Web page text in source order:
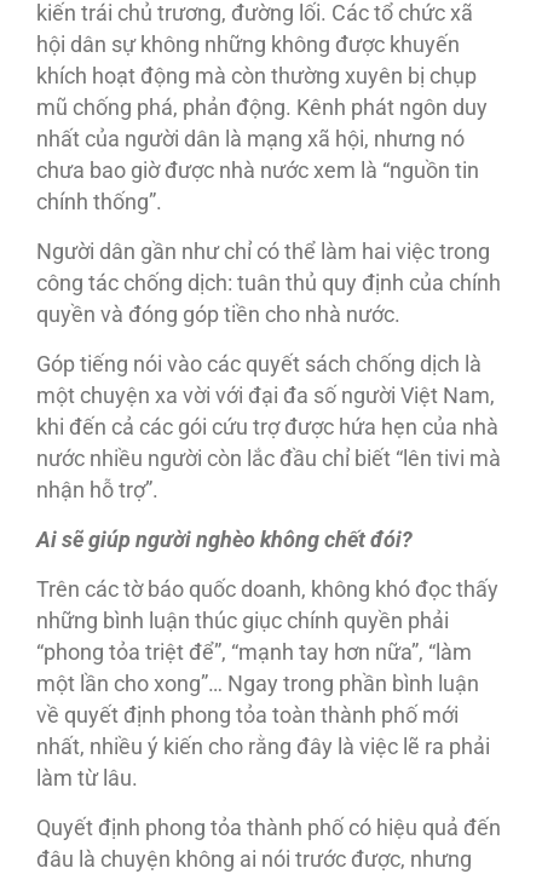
kiến trái chủ trương, đường lối. Các tổ chức xã
hội dân sự không những không được khuyến
khích hoạt động mà còn thường xuyên bị chụp
mũ chống phá, phản động. Kênh phát ngôn duy
nhất của người dân là mạng xã hội, nhưng nó
chưa bao giờ được nhà nước xem là “nguồn tin
chính thống”.
Người dân gần như chỉ có thể làm hai việc trong
công tác chống dịch: tuân thủ quy định của chính
quyền và đóng góp tiền cho nhà nước.
Góp tiếng nói vào các quyết sách chống dịch là
một chuyện xa vời với đại đa số người Việt Nam,
khi đến cả các gói cứu trợ được hứa hẹn của nhà
nước nhiều người còn lắc đầu chỉ biết “lên tivi mà
nhận hỗ trợ”.
Ai sẽ giúp người nghèo không chết đói?
Trên các tờ báo quốc doanh, không khó đọc thấy
những bình luận thúc giục chính quyền phải
“phong tỏa triệt để”, “mạnh tay hơn nữa”, “làm
một lần cho xong”… Ngay trong phần bình luận
về quyết định phong tỏa toàn thành phố mới
nhất, nhiều ý kiến cho rằng đây là việc lẽ ra phải
làm từ lâu.
Quyết định phong tỏa thành phố có hiệu quả đến
đâu là chuyện không ai nói trước được, nhưng